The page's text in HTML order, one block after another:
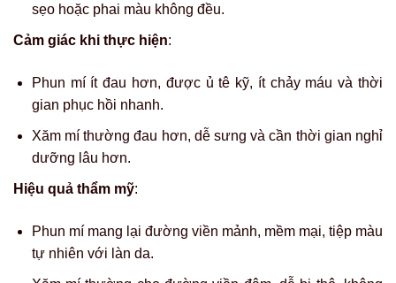
sẹo hoặc phai màu không đều.
Cảm giác khi thực hiện:
Phun mí ít đau hơn, được ủ tê kỹ, ít chảy máu và thời
gian phục hồi nhanh.
Xăm mí thường đau hơn, dễ sưng và cần thời gian nghỉ
dưỡng lâu hơn.
Hiệu quả thẩm mỹ:
Phun mí mang lại đường viền mảnh, mềm mại, tiệp màu
tự nhiên với làn da.